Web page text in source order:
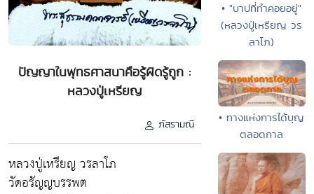
ปัญญาในพุทธศาสนาคือรู้ผิดรู้ถูก :
หลวงปู่เหรียญ
ภัสรามณี
หลวงปู่เหรียญ วรลาโภ
วัดอรัญญบรรพต
• "บาปที่ทำคอยอยู่"
(หลวงปู่เหรียญ วร
ลาโภ)
• ทางแห่งการได้บุญ
ตลอดกาล